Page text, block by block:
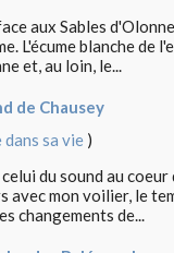
aux Sables
L'écume blanche de
et, au loin, le...
de Chausey
sa vie )
du sound au
mon voilier, le
changements de...